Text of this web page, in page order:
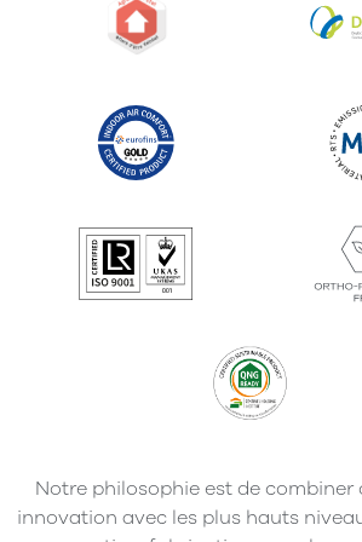
Notre philosophie est de
innovation avec les plus hauts